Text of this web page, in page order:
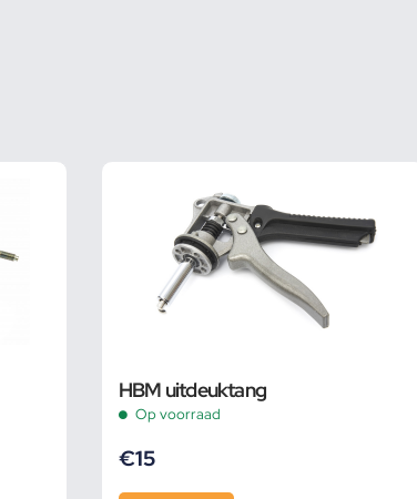
HBM uitdeuktang
Op voorraad
€15